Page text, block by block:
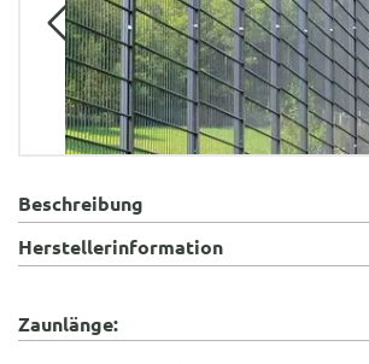
Beschreibung
Herstellerinformation
Zaunlänge: